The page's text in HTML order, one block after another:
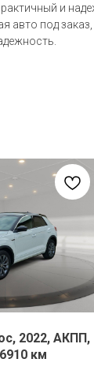
и
авто под
2022, АКПП,
км